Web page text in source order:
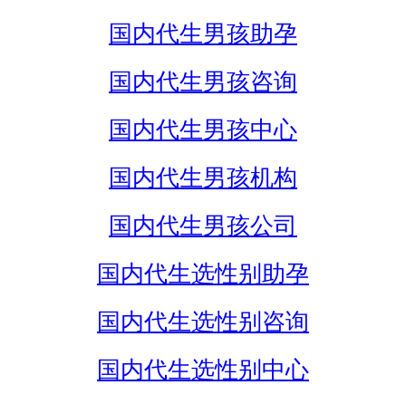
国内代生男孩助孕
国内代生男孩咨询
国内代生男孩中心
国内代生男孩机构
国内代生男孩公司
国内代生选性别助孕
国内代生选性别咨询
国内代生选性别中心